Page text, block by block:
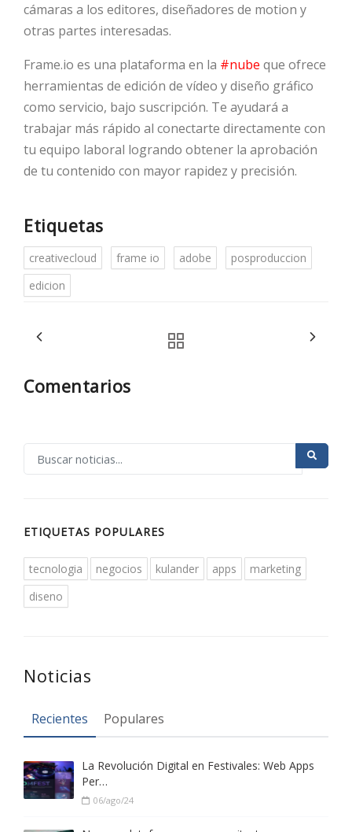
cámaras a los editores, diseñadores de motion y
otras partes interesadas.
Frame.io es una plataforma en la #nube que ofrece
herramientas de edición de vídeo y diseño gráfico
como servicio, bajo suscripción. Te ayudará a
trabajar más rápido al conectarte directamente con
tu equipo laboral logrando obtener la aprobación
de tu contenido con mayor rapidez y precisión.
Etiquetas
creativecloud frame io adobe
posproduccion
edicion
Comentarios
ETIQUETAS POPULARES
tecnologia negocios kulander apps
marketing
diseno
Noticias
Recientes Populares
La Revolución Digital en Festivales: Web Apps
Per…
06/ago/24